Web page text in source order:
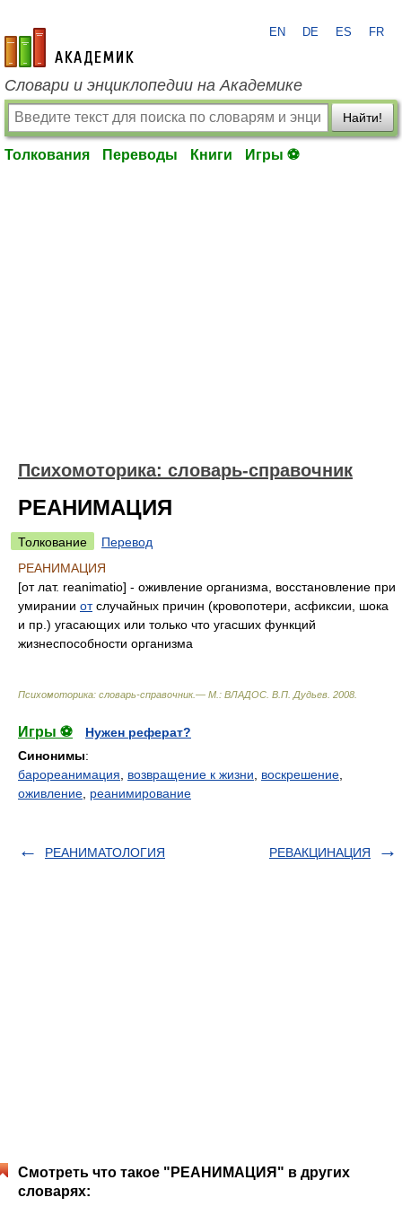
academic.ru
EN DE ES FR
Словари и энциклопедии на Академике
Найти!
Толкования Переводы Книги Игры ⚽
Психомоторика: cловарь-справочник
РЕАНИМАЦИЯ
Толкование
Перевод
РЕАНИМАЦИЯ
[от лат. reanimatio] - оживление организма, восстановление при
умирании отслучайных причин (кровопотери, асфиксии, шока
и пр.) угасающих или только что угасших функций
жизнеспособности организма
Психомоторика: cловарь-справочник.— М.: ВЛАДОС В.П. Дудьев 2008
Игры ⚽
Нужен реферат?
Синонимы:
барореанимация
возвращение к жизни воскрешение
оживление реанимирование
РЕАНИМАТОЛОГИЯ РЕВАКЦИНАЦИЯ
Смотреть что такое "РЕАНИМАЦИЯ" в других
словарях: